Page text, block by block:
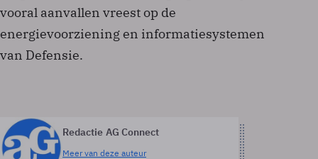
vooral aanvallen vreest op de
energievoorziening en informatiesystemen
van Defensie.
Redactie AG Connect
Meer van deze auteur